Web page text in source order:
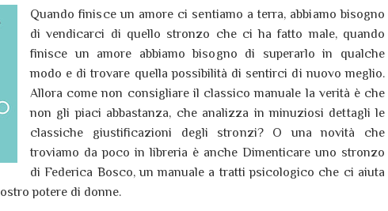
Quando finisce un amore ci sentiamo a terra, abbiamo bisogno
di vendicarci di quello stronzo che ci ha fatto male, quando
finisce un amore abbiamo bisogno di superarlo in qualche
modo e di trovare quella possibilità di sentirci di nuovo meglio.
Allora come non consigliare il classico manuale la verità è che
non gli piaci abbastanza, che analizza in minuziosi dettagli le
classiche giustificazioni degli stronzi? O una novità che
troviamo da poco in libreria è anche Dimenticare uno stronzo
di Federica Bosco, un manuale a tratti psicologico che ci aiuta
potere di donne.